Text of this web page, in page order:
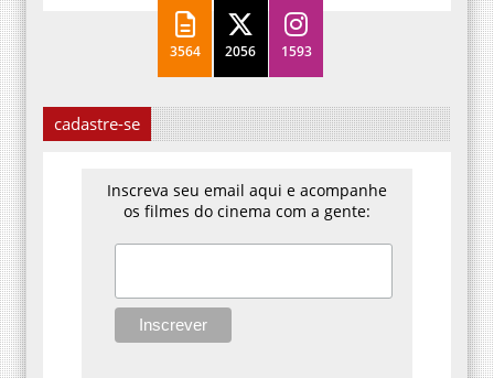
3564 2056 1593
cadastre-se
Inscreva seu email aqui e acompanhe
os filmes do cinema com a gente: